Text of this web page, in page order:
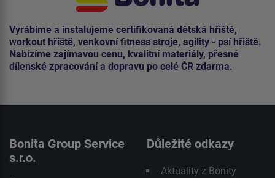
Vyrábíme a instalujeme certifikovaná dětská hřiště,
workout hřiště, venkovní fitness stroje, agility - psí hřiště.
Nabízíme zajímavou cenu, kvalitní materiály, přesné
dílenské zpracování a dopravu po celé ČR zdarma.
Bonita Group Service
s.r.o.
Důležité odkazy
Aktuality z Bonity